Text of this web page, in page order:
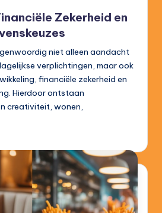
Zekerheid en
niet alleen aandacht
verplichtingen, maar ook
financiële zekerheid en
Hierdoor ontstaan
creativiteit, wonen,